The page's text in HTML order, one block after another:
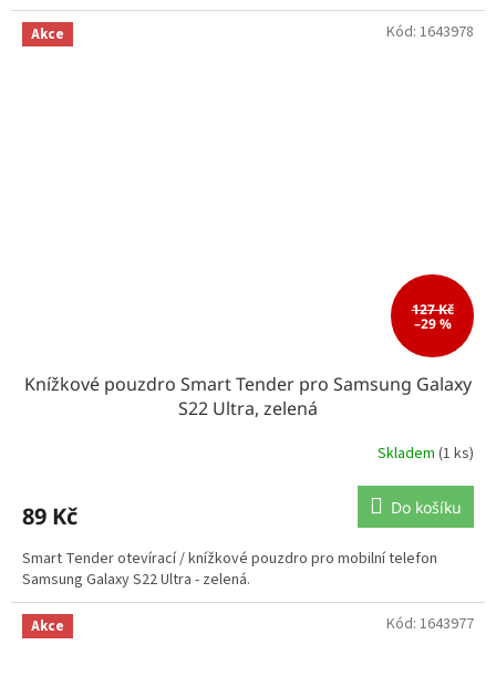
Akce
127 Kč
–29 %
Knížkové pouzdro Smart Tender pro Samsung Galaxy
S22 Ultra, zelená
Skladem (1 ks)
89 Kč Do košíku
Smart Tender otevírací / knížkové pouzdro pro mobilní telefon
Samsung Galaxy S22 Ultra - zelená.
Kód: 1643978
Akce Kód: 1643977